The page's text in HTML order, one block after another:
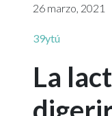
26 marzo, 2021
39ytú
La